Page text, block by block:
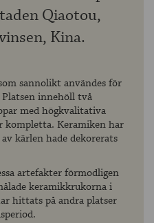
Qiaotou,
Kina.
sannolikt användes för
innehöll två
med högkvalitativa
kompletta. Keramiken har
kärlen hade dekorerats
artefakter förmodligen
keramikkrukorna i
hittats på andra platser